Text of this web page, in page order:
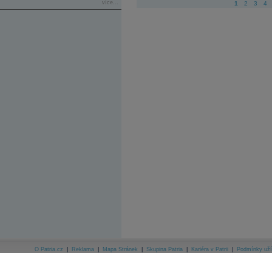
více... 1 2 3 4
O Patria.cz Reklama Mapa Stránek Skupina Patria Kariéra v Patrii Podmínky